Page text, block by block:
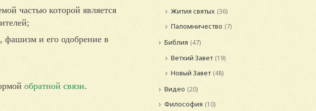
частью которой является
фашизм и его одобрение в
обратной связи.
Жития святых (36)
Паломничество (7)
Библия (47)
Ветхий Завет (19)
Новый Завет (48)
Видео (20)
Философия (10)